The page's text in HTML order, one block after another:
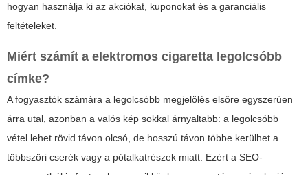
hogyan használja ki az akciókat, kuponokat és a garanciális
feltételeket.
Miért számít a elektromos cigaretta legolcsóbb
címke?
A fogyasztók számára a legolcsóbb megjelölés elsőre egyszerűen
árra utal, azonban a valós kép sokkal árnyaltabb: a legolcsóbb
vétel lehet rövid távon olcsó, de hosszú távon többe kerülhet a
többszöri cserék vagy a pótalkatrészek miatt. Ezért a SEO-